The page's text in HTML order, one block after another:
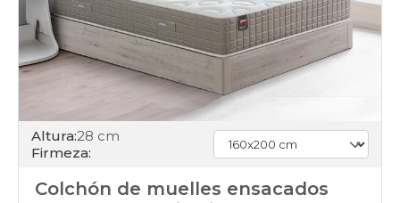
Altura:28 cm
Firmeza:
Colchón de muelles ensacados